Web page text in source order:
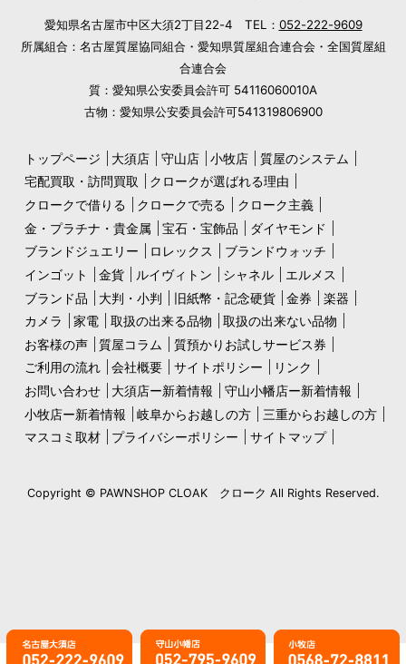
愛知県名古屋市中区大須2丁目22-4 TEL： 052-222-9609
所属組合：名古屋質屋協同組合・愛知県質屋組合連合会・全国質屋組
合連合会
質：愛知県公安委員会許可 54116060010A
古物：愛知県公安委員会許可541319806900
トップページ 大須店 守山店 小牧店
質屋のシステム
宅配買取・訪問買取
クロークが選ばれる理由
クロークで借りる
クロークで売る
クローク主義
金・プラチナ・貴金属
宝石・宝飾品
ダイヤモンド
ブランドジュエリー
ロレックス
ブランドウォッチ
インゴット
金貨 ルイヴィトン シャネル
エルメス
ブランド品
大判・小判 旧紙幣・記念硬貨 金券
楽器
カメラ
家電 取扱の出来る品物
取扱の出来ない品物
お客様の声
質屋コラム
質預かりお試しサービス券
ご利用の流れ
会社概要 サイトポリシー
リンク
お問い合わせ
大須店ー新着情報
守山小幡店ー新着情報
小牧店ー新着情報
岐阜からお越しの方
三重からお越しの方
マスコミ取材
プライバシーポリシー サイトマップ
Copyright © PAWNSHOP CLOAK クローク All Rights Reserved.